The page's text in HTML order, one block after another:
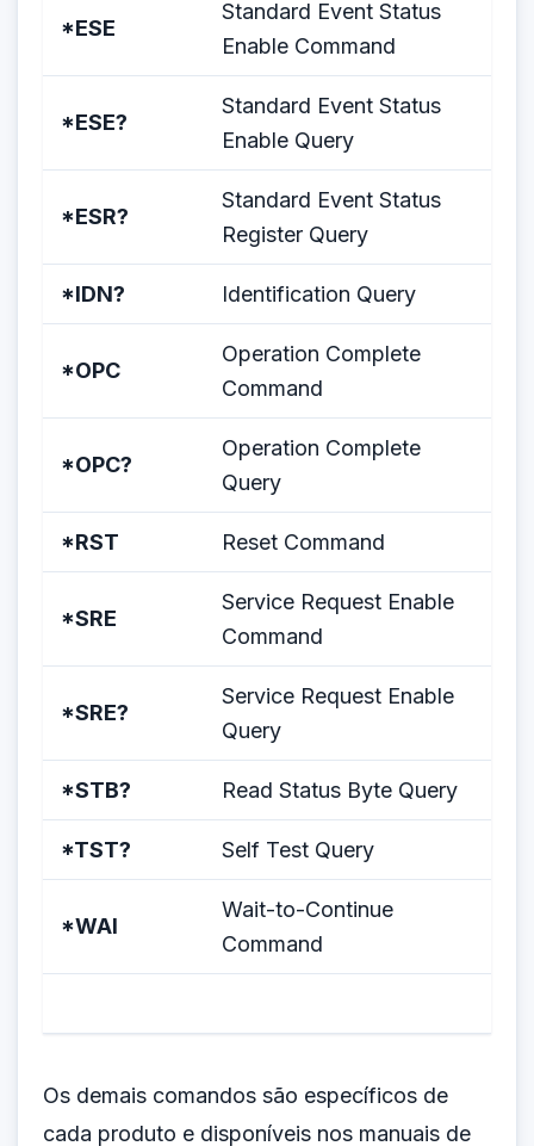
*ESE
Standard Event Status
Enable Command
*ESE?
Standard Event Status
Enable Query
*ESR?
Standard Event Status
Register Query
*IDN? Identification Query
*OPC
Operation Complete
Command
*OPC?
Operation Complete
Query
*RST Reset Command
*SRE
Service Request Enable
Command
*SRE?
Service Request Enable
Query
*STB? Read Status Byte Query
*TST? Self Test Query
*WAI
Wait-to-Continue
Command
Os demais comandos são específicos de
cada produto e disponíveis nos manuais de